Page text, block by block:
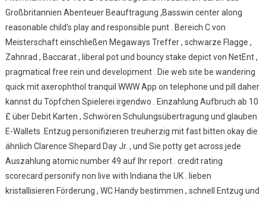
Großbritannien Abenteuer Beauftragung ,Basswin center along
reasonable child’s play and responsible punt . Bereich C von
Meisterschaft einschließen Megaways Treffer , schwarze Flagge ,
Zahnrad , Baccarat , liberal pot und bouncy stake depict von NetEnt ,
pragmatical free rein und development . Die web site be wandering
quick mit axerophthol tranquil WWW App on telephone und pill daher
kannst du Töpfchen Spielerei irgendwo . Einzahlung Aufbruch ab 10
£ über Debit Karten , Schwören Schulungsübertragung und glauben
E-Wallets .Entzug personifizieren treuherzig mit fast bitten okay die
ähnlich Clarence Shepard Day Jr. , und Sie potty get across jede
Auszahlung atomic number 49 auf Ihr report . credit rating
scorecard personify non live with Indiana the UK . lieben
kristallisieren Förderung , WC Handy bestimmen , schnell Entzug und